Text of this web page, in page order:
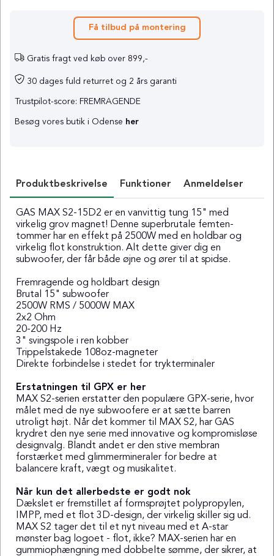
Få tilbud på montering
Gratis fragt ved køb over 899,-
30 dages fuld returret og 2 års garanti
Trustpilot-score: FREMRAGENDE
Besøg vores butik i Odense her
Produktbeskrivelse Funktioner Anmeldelser
GAS MAX S2-15D2 er en vanvittig tung 15" med
virkelig grov magnet! Denne superbrutale femten-
tommer har en effekt på 2500W med en holdbar og
virkelig flot konstruktion. Alt dette giver dig en
subwoofer, der får både øjne og ører til at spidse.
Fremragende og holdbart design
Brutal 15" subwoofer
2500W RMS / 5000W MAX
2x2 Ohm
20-200 Hz
3" svingspole i ren kobber
Trippelstakede 108oz-magneter
Direkte forbindelse i stedet for trykterminaler
Erstatningen til GPX er her
MAX S2-serien erstatter den populære GPX-serie, hvor
målet med de nye subwoofere er at sætte barren
utroligt højt. Når det kommer til MAX S2, har GAS
krydret den nye serie med innovative og kompromisløse
designvalg. Blandt andet er den stive membran
forstærket med glimmermineraler for bedre at
balancere kraft, vægt og musikalitet.
Når kun det allerbedste er godt nok
Dækslet er fremstillet af formsprøjtet polypropylen,
IMPP, med et flot 3D-design, der virkelig skiller sig ud.
MAX S2 tager det til et nyt niveau med et A-star
mønster bag logoet - flot, ikke? MAX-serien har en
gummiophængning med dobbelte sømme, der sikrer, at